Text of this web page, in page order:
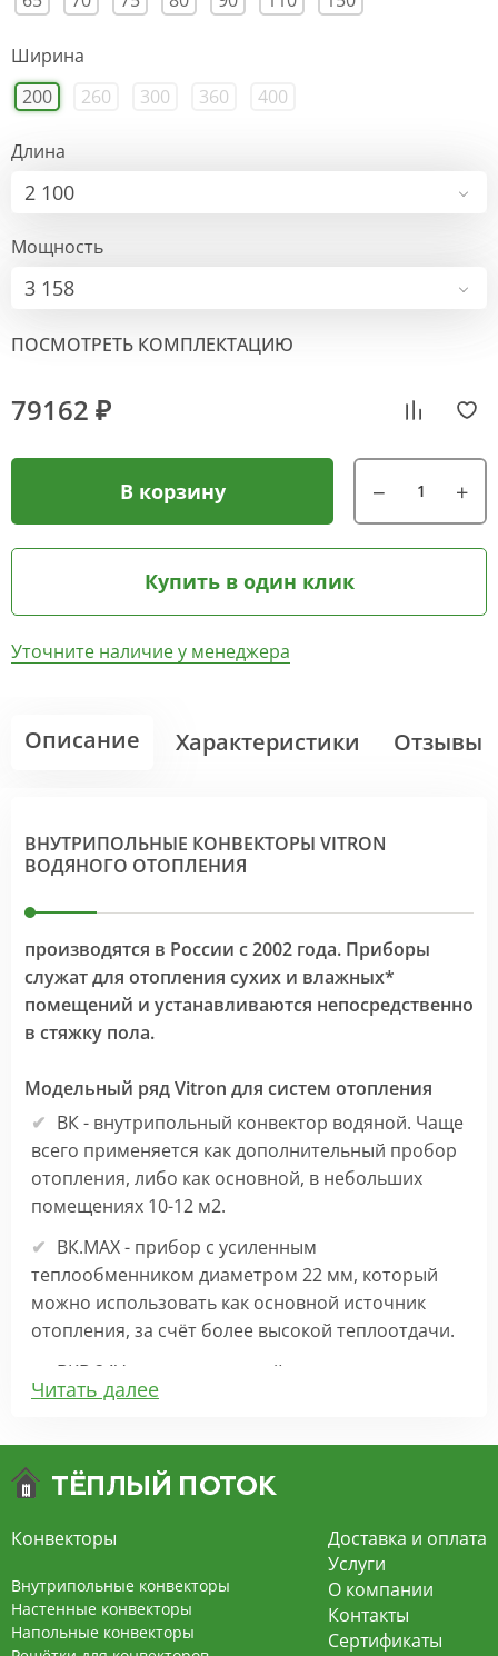
Ширина
200
260 300 360 400
Длина
2 100
Мощность
3 158
ПОСМОТРЕТЬ КОМПЛЕКТАЦИЮ
79162 ₽
В корзину
Купить в один клик
Уточните наличие у менеджера
Описание Характеристики Отзывы
ВНУТРИПОЛЬНЫЕ КОНВЕКТОРЫ VITRON
ВОДЯНОГО ОТОПЛЕНИЯ
производятся в России с 2002 года. Приборы
служат для отопления сухих и влажных*
помещений и устанавливаются непосредственно
в стяжку пола.
Модельный ряд Vitron для систем отопления
ВК - внутрипольный конвектор водяной. Чаще
всего применяется как дополнительный пробор
отопления, либо как основной, в небольших
помещениях 10-12 м2.
ВК.МАХ - прибор с усиленным
теплообменником диаметром 22 мм, который
можно использовать как основной источник
отопления, за счёт более высокой теплоотдачи.
ВКВ 24V – внутрипольный конвектор
отопления с вентилятором на 24В подходит для
экономит электроэнергию и бесшумно работает.
конвекцией на 220В. За счет тангенциального
вентилятора создает принудительную
конвекцию, что позволяет обогревать
помещения большой площади.
Читать далее
Конвекторы
Внутрипольные конвекторы
Настенные конвекторы
Напольные конвекторы
Доставка и оплата
Услуги
О компании
Контакты
Сертификаты